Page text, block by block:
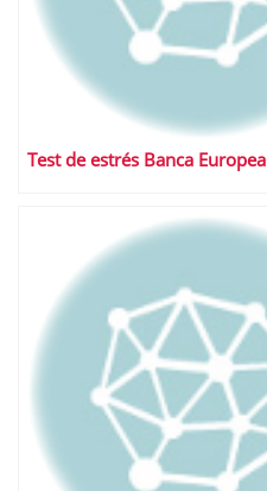
Test de estrés Banca Europea